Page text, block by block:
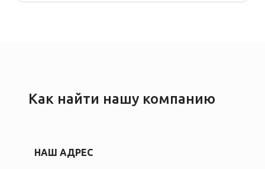
Как найти нашу компанию
НАШ АДРЕС